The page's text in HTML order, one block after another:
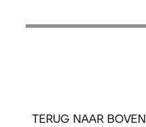
TERUG NAAR BOVEN